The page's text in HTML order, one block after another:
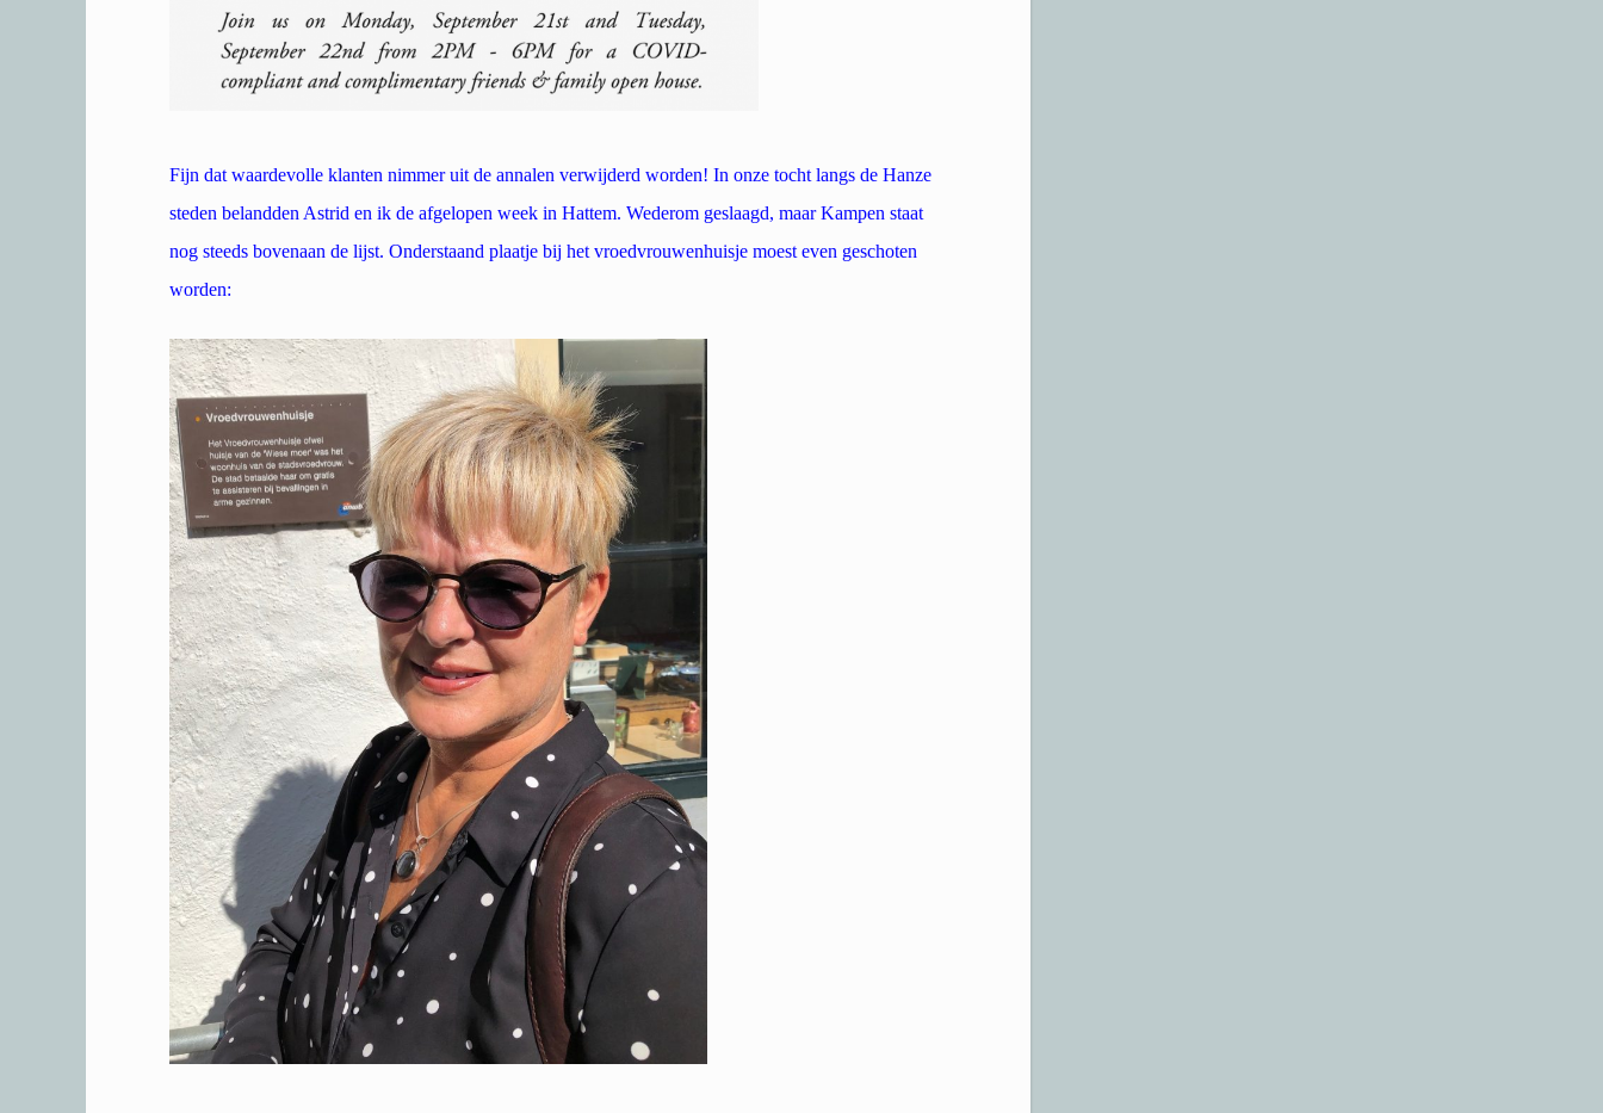
Fijn dat waardevolle klanten nimmer uit de annalen verwijderd worden! In onze tocht langs de Hanze
steden belandden Astrid en ik de afgelopen week in Hattem. Wederom geslaagd, maar Kampen staat
nog steeds bovenaan de lijst. Onderstaand plaatje bij het vroedvrouwenhuisje moest even geschoten
worden: